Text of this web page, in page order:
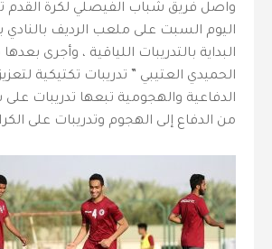
واصل فريق شباب الفيصلي لكرة القدم
اليوم السبت على ملعب الرديف بالنادي
البداية بالتدريبات اللياقية ، وأجرى
الحميدي العتيبي ” تدريبات تكتيكية
الدفاعية والهجومية تبعها تدريبات
من الدفاع إلى الهجوم وتدريبات على